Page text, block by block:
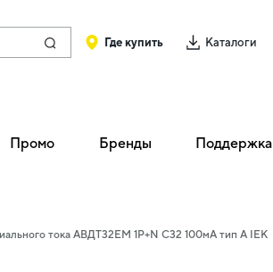
Где купить Каталоги
Промо Бренды Поддержка
тока АВДТ32EM 1P+N C32 100мА тип A IEK